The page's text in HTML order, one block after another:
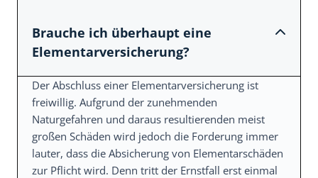
Brauche ich überhaupt eine
Elementarversicherung?
Der Abschluss einer Elementarversicherung ist
freiwillig. Aufgrund der zunehmenden
Naturgefahren und daraus resultierenden meist
großen Schäden wird jedoch die Forderung immer
lauter, dass die Absicherung von Elementarschäden
zur Pflicht wird. Denn tritt der Ernstfall erst einmal